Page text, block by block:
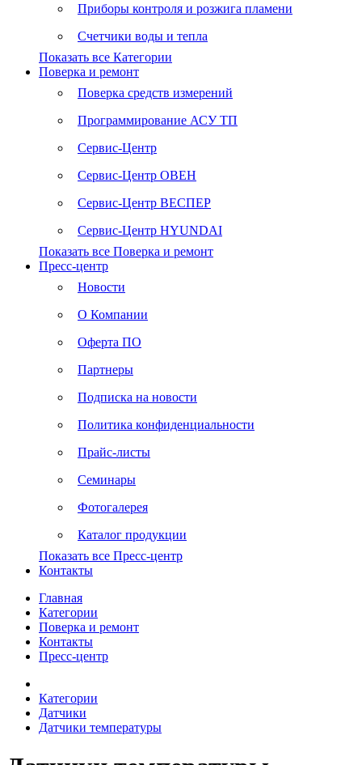
Приборы контроля и розжига пламени
Счетчики воды и тепла
Показать все Категории
Поверка и ремонт
Поверка средств измерений
Программирование АСУ ТП
Сервис-Центр
Сервис-Центр ОВЕН
Сервис-Центр ВЕСПЕР
Сервис-Центр HYUNDAI
Показать все Поверка и ремонт
Пресс-центр
Новости
О Компании
Оферта ПО
Партнеры
Подписка на новости
Политика конфиденциальности
Прайс-листы
Семинары
Фотогалерея
Каталог продукции
Показать все Пресс-центр
Контакты
Главная
Категории
Поверка и ремонт
Контакты
Пресс-центр
Категории
Датчики
Датчики температуры